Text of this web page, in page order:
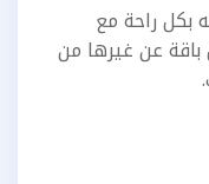
بكل راحة مع
عن غيرها من